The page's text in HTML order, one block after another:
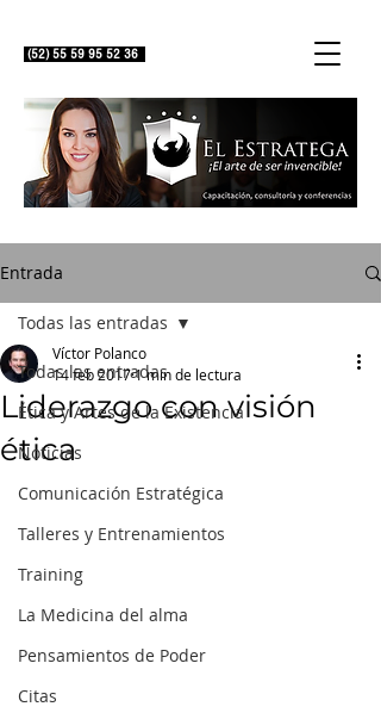
(52)55 59 95 52 36
Entrada
Todas las entradas
Ética y Artes de la Existencia
Noticias
Comunicación Estratégica
Talleres y Entrenamientos
Training
La Medicina del alma
Pensamientos de Poder
Citas
Todas las entradas
Liderazgo con visión
ética
Víctor Polanco
14 feb 20171 min de lectura